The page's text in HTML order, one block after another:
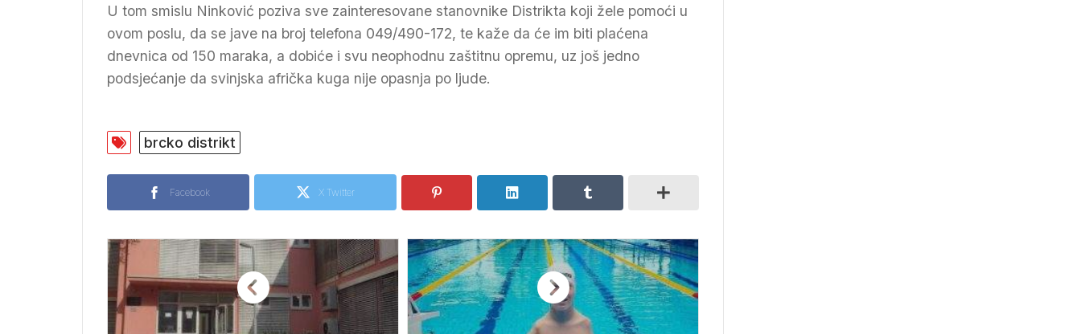
U tom smislu Ninković poziva sve zainteresovane stanovnike Distrikta koji žele pomoći u
ovom poslu, da se jave na broj telefona 049/490-172, te kaže da će im biti plaćena
dnevnica od 150 maraka, a dobiće i svu neophodnu zaštitnu opremu, uz još jedno
podsjećanje da svinjska afrička kuga nije opasnja po ljude.
brcko distrikt
Facebook X Twitter